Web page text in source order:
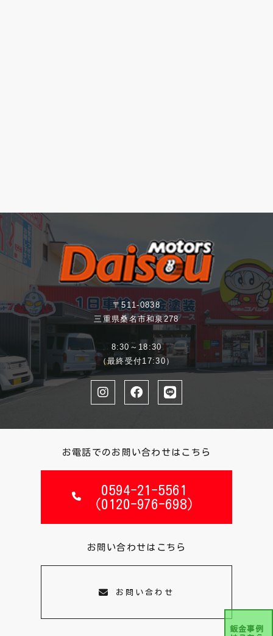
〒511-0838
三重県桑名市和泉278
8:30～18:30
（最終受付17:30）
お電話でのお問い合わせはこちら
0594-21-5561
（0120-976-698）
お問い合わせはこちら
お問い合わせ
鈑金事例